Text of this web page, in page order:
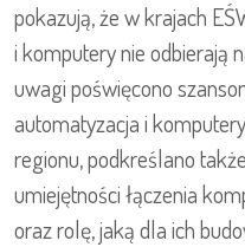
pokazują, że w krajach
i komputery nie odbierają
uwagi poświęcono
automatyzacja i
regionu, podkreślano
umiejętności łączenia
oraz rolę, jaką dla ich